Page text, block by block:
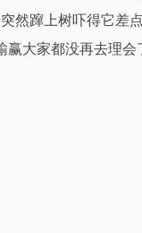
然蹿上树吓得它差
大家都没再去理